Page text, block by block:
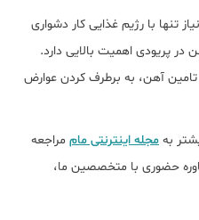
تنها با رژیم غذایی کار دشواری
پریودی اهمیت بالایی دارد.
آهن، به برطرف کردن عوارض
به مجله اینترنتی مام مراجعه
حضوری با متخصصین ما،